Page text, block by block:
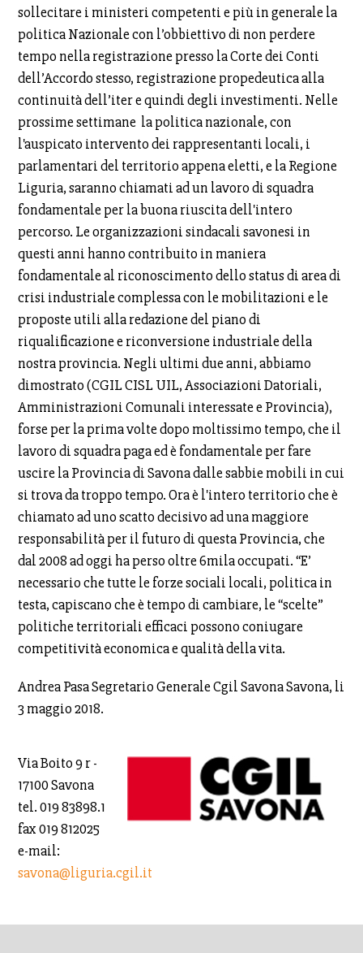
sollecitare i ministeri competenti e più in generale la
politica Nazionale con l’obbiettivo di non perdere
tempo nella registrazione presso la Corte dei Conti
dell’Accordo stesso, registrazione propedeutica alla
continuità dell’iter e quindi degli investimenti. Nelle
prossime settimane la politica nazionale, con
l'auspicato intervento dei rappresentanti locali, i
parlamentari del territorio appena eletti, e la Regione
Liguria, saranno chiamati ad un lavoro di squadra
fondamentale per la buona riuscita dell'intero
percorso. Le organizzazioni sindacali savonesi in
questi anni hanno contribuito in maniera
fondamentale al riconoscimento dello status di area di
crisi industriale complessa con le mobilitazioni e le
proposte utili alla redazione del piano di
riqualificazione e riconversione industriale della
nostra provincia. Negli ultimi due anni, abbiamo
dimostrato (CGIL CISL UIL, Associazioni Datoriali,
Amministrazioni Comunali interessate e Provincia),
forse per la prima volte dopo moltissimo tempo, che il
lavoro di squadra paga ed è fondamentale per fare
uscire la Provincia di Savona dalle sabbie mobili in cui
si trova da troppo tempo. Ora è l'intero territorio che è
chiamato ad uno scatto decisivo ad una maggiore
responsabilità per il futuro di questa Provincia, che
dal 2008 ad oggi ha perso oltre 6mila occupati. “E’
necessario che tutte le forze sociali locali, politica in
testa, capiscano che è tempo di cambiare, le “scelte”
politiche territoriali efficaci possono coniugare
competitività economica e qualità della vita.
Andrea Pasa Segretario Generale Cgil Savona Savona, li
3 maggio 2018.
Via Boito 9 r -
17100 Savona
tel. 019 83898.1
fax 019 812025
e-mail:
savona@liguria.cgil.it